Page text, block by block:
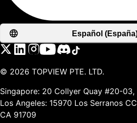
Español
© 2026 TOPVIEW PTE. LTD.
Singapore: 20 Collyer Quay #20-
Los Angeles: 15970 Los Serranos
CA 91709